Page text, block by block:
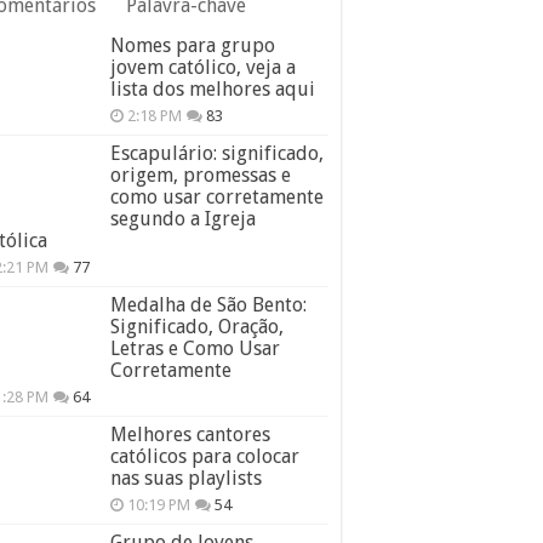
Palavra-chave
Nomes para grupo
jovem católico, veja a
lista dos melhores aqui
2:18 PM 83
Escapulário: significado,
origem, promessas e
como usar corretamente
segundo a Igreja
PM 77
Medalha de São Bento:
Significado, Oração,
Letras e Como Usar
Corretamente
PM 64
Melhores cantores
católicos para colocar
nas suas playlists
10:19 PM 54